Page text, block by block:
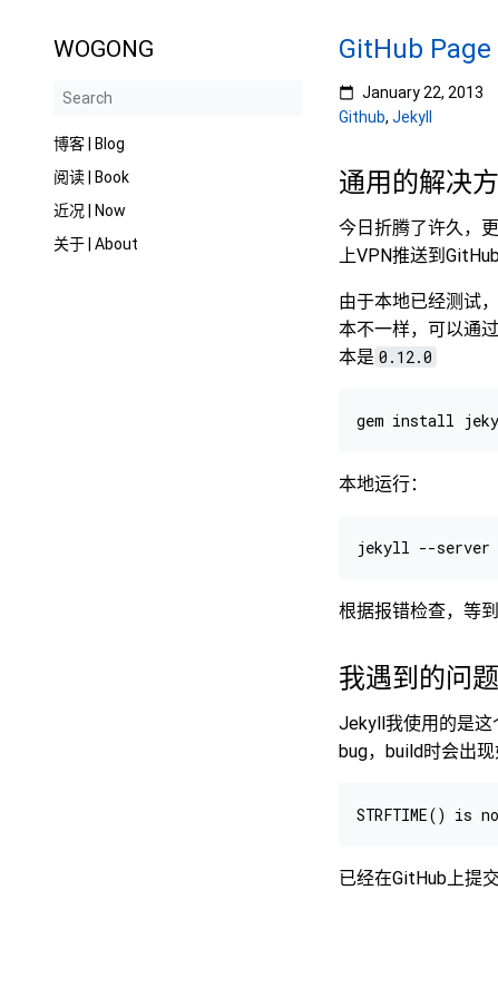
WOGONG
博客 | Blog
阅读 | Book
近况 | Now
关于 | About
GitHub
January 22, 2013
Github, Jekyll
通用的解决
今日折腾了许久，
上VPN推送到
由于本地已经测试
本不一样，可以通过
本是 0.12.0
本地运行：
根据报错检查，等
我遇到的问题
Jekyll我使用的是这
bug，build时会出现
已经在GitHub上提